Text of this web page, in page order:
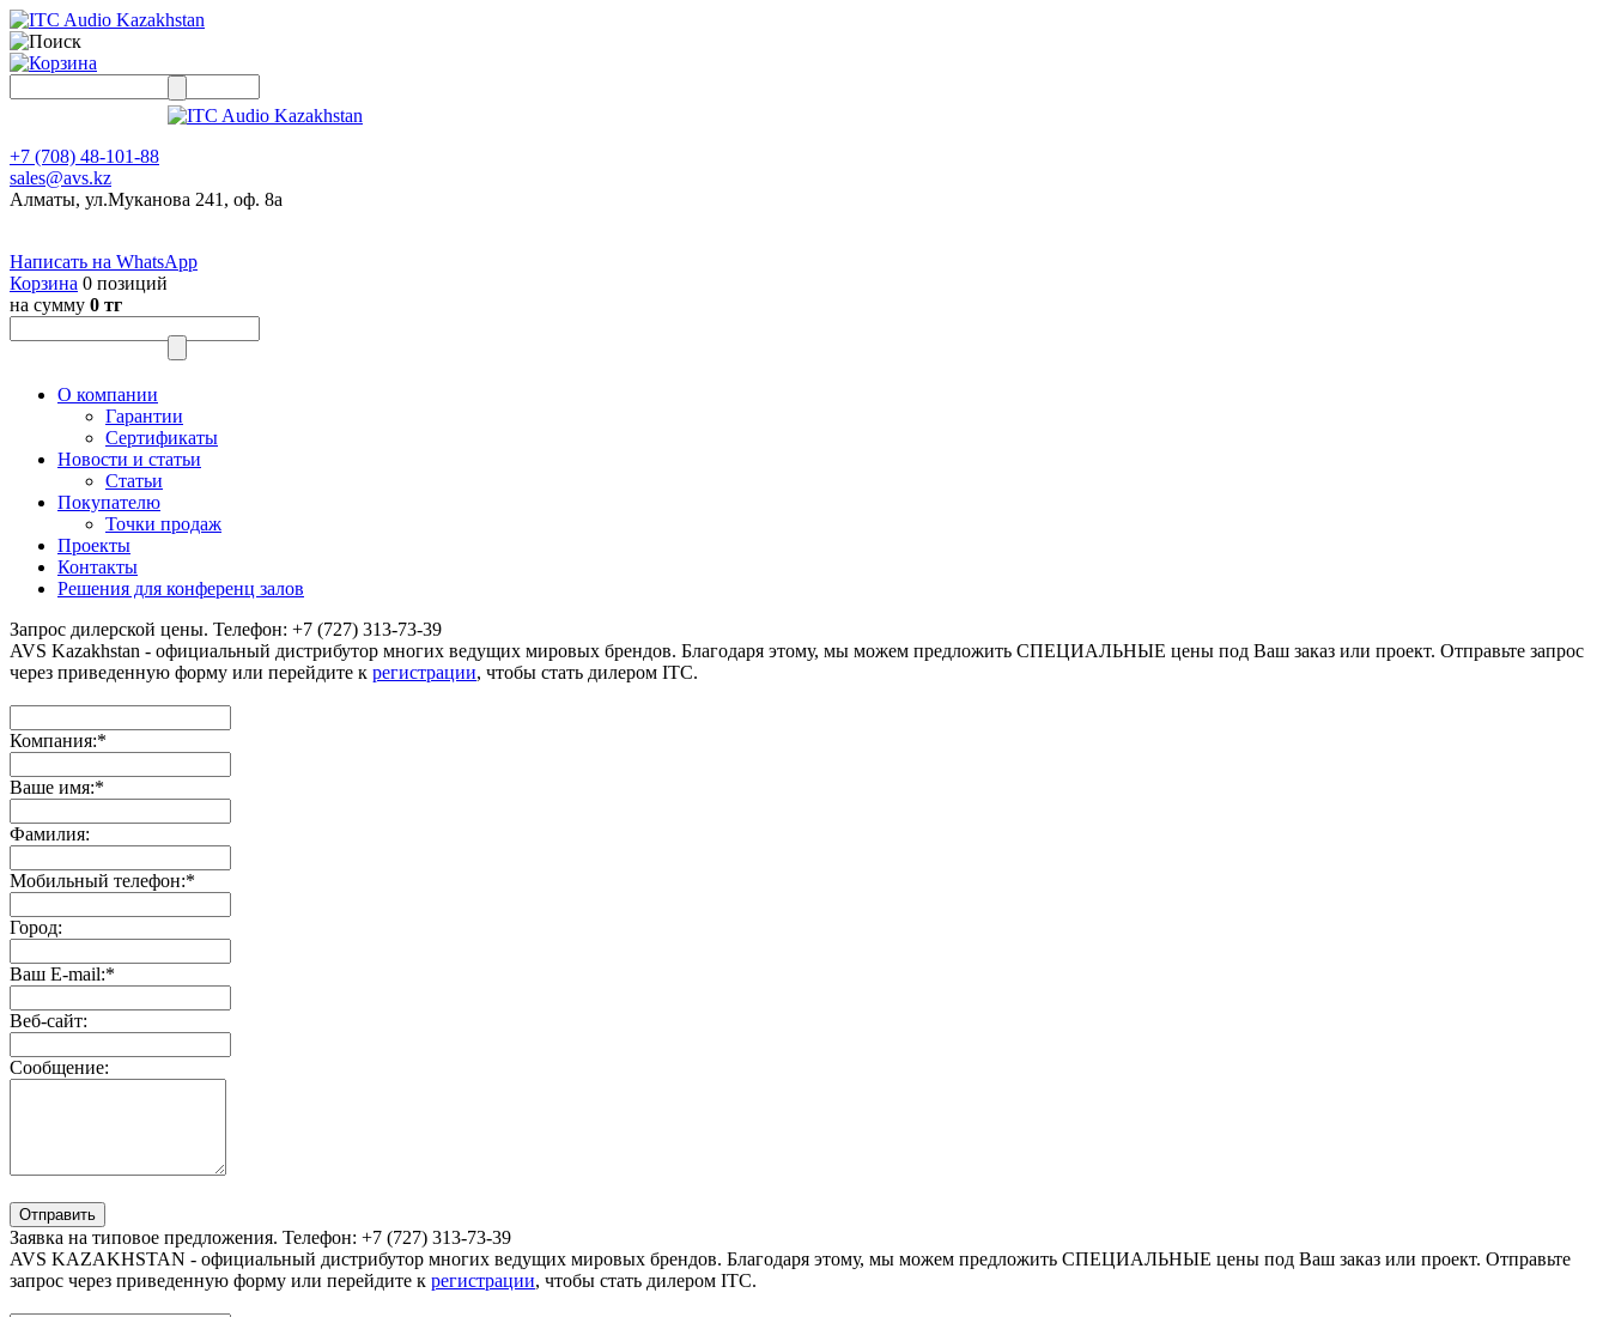
+7 (708) 48-101-88
sales@avs.kz
Алматы, ул.Муканова 241, оф. 8а
Написать на WhatsApp
Корзина 0 позиций
на сумму 0 тг
О компании
Гарантии
Сертификаты
Новости и статьи
Статьи
Покупателю
Точки продаж
Проекты
Контакты
Решения для конференц залов
Запрос дилерской цены. Телефон: +7 (727) 313-73-39
AVS Kazakhstan - официальный дистрибутор многих ведущих мировых брендов. Благодаря этому, мы можем предложить СПЕЦИАЛЬНЫЕ цены под Ваш заказ или проект. Отправьте запрос
через приведенную форму или перейдите к регистрации, чтобы стать дилером ITC.
Компания:*
Ваше имя:*
Фамилия:
Мобильный телефон:*
Город:
Ваш E-mail:*
Веб-сайт:
Сообщение:
Отправить
Заявка на типовое предложения. Телефон: +7 (727) 313-73-39
AVS KAZAKHSTAN - официальный дистрибутор многих ведущих мировых брендов. Благодаря этому, мы можем предложить СПЕЦИАЛЬНЫЕ цены под Ваш заказ или проект. Отправьте
запрос через приведенную форму или перейдите к регистрации, чтобы стать дилером ITC.